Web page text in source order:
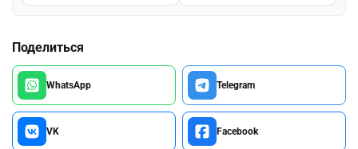
Поделиться
WhatsApp Telegram
VK Facebook